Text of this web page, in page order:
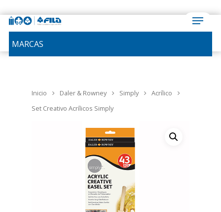
MARCAS
Inicio Daler & Rowney Simply
Acrílico
Set Creativo Acrílicos Simply